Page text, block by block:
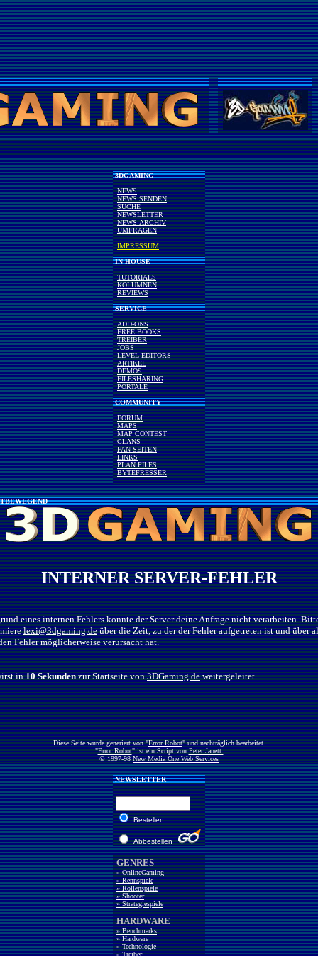
3DGAMING
NEWS
NEWS SENDEN
SUCHE
NEWSLETTER
NEWS-ARCHIV
UMFRAGEN
IMPRESSUM
IN-HOUSE
TUTORIALS
KOLUMNEN
REVIEWS
SERVICE
ADD-ONS
FREE BOOKS
TREIBER
JOBS
LEVEL EDITORS
ARTIKEL
DEMOS
FILESHARING
PORTALE
COMMUNITY
FORUM
MAPS
MAP CONTEST
CLANS
FAN-SEITEN
LINKS
PLAN FILES
BYTEFRESSER
INTERNER SERVER-FEHLER
eines internen Fehlers konnte der Server deine Anfrage nicht verarbeiten.
lexi@3dgaming.deüber die Zeit, zu der der Fehler aufgetreten ist und über
Fehler möglicherweise verursacht hat.
in10 Sekundenzur Startseite von3DGaming.deweitergeleitet.
Diese Seite wurde generiert von "Error Robot" und nachträglich bearbeitet.
"Error Robot" ist ein Script vonPeter Janett.
© 1997-98New Media One Web Services
NEWSLETTER
Bestellen
Abbestellen
GENRES
» OnlineGaming
» Rennspiele
» Rollenspiele
» Shooter
» Strategiespiele
HARDWARE
» Benchmarks
» Hardware
» Technologie
» Treiber